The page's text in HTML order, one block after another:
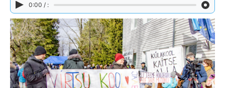
0:00 / :